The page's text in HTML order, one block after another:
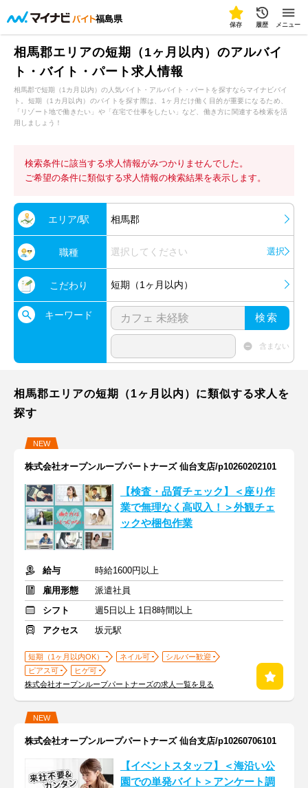
福島県
保存 履歴 メニュー
相馬郡エリアの短期（1ヶ月以内）のアルバイ
ト・バイト・パート求人情報
相馬郡で短期（1カ月以内）の人気バイト・アルバイト・パートを探すならマイナビバイ
ト。短期（1カ月以内）のバイトを探す際は、1ヶ月だけ働く目的が重要になるため、
「リゾート地で働きたい」や「在宅で仕事をしたい」など、働き方に関連する検索を活
用しましょう！
検索条件に該当する求人情報がみつかりませんでした。
ご希望の条件に類似する求人情報の検索結果を表示します。
エリア/駅 相馬郡
職種 選択してください 選択
こだわり 短期（1ヶ月以内）
キーワード 検索
含まない
相馬郡エリアの短期（1ヶ月以内）に類似する求人を
探す
NEW
株式会社オープンループパートナーズ 仙台支店/p10260202101
【検査・品質チェック】＜座り作
業で無理なく高収入！＞外観チェ
ックや梱包作業
給与
時給1600円以上
雇用形態
派遣社員
シフト
週5日以上 1日8時間以上
アクセス
坂元駅
短期（1ヶ月以内OK） ネイル可
シルバー歓迎
ピアス可
ヒゲ可
株式会社オープンループパートナーズの求人一覧を見る
NEW
株式会社オープンループパートナーズ 仙台支店/p10260706101
【イベントスタッフ】＜海沿い公
園での単発バイト＞アンケート調